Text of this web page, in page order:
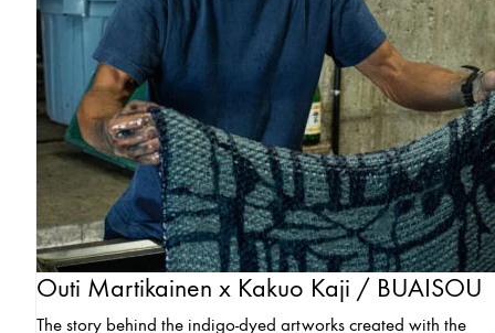
Outi Martikainen x Kakuo Kaji / BUAISOU
The story behind the indigo-dyed artworks created with the